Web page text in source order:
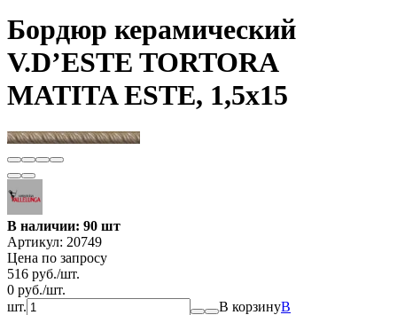
Бордюр керамический
V.D’ESTE TORTORA
MATITA ESTE, 1,5x15
В наличии: 90 шт
Артикул: 20749
Цена по запросу
516 руб./шт.
0 руб./шт.
шт.
В корзинуВ